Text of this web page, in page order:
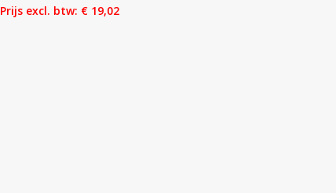
Prijs excl. btw: € 19,02